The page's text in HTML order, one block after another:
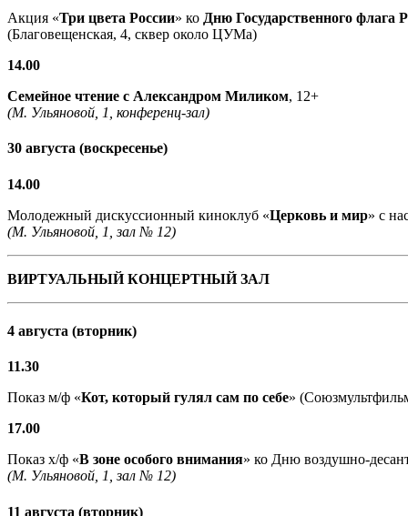
Акция «Три цвета России» ко Дню Государственного флага
(Благовещенская, 4, сквер около ЦУМа)
14.00
Семейное чтение с Александром Миликом, 12+
(М. Ульяновой, 1, конференц-зал)
30 августа (воскресенье)
14.00
Молодежный дискуссионный киноклуб «Церковь и мир» с
(М. Ульяновой, 1, зал № 12)
ВИРТУАЛЬНЫЙ КОНЦЕРТНЫЙ ЗАЛ
4 августа (вторник)
11.30
Показ м/ф «Кот, который гулял сам по себе»
17.00
Показ х/ф «В зоне особого внимания» ко Дню воздушно-
(М. Ульяновой, 1, зал № 12)
11 августа (вторник)